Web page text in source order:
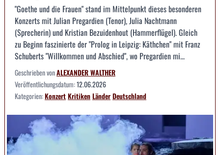
"Goethe und die Frauen" stand im Mittelpunkt dieses besonderen
Konzerts mit Julian Pregardien (Tenor), Julia Nachtmann
(Sprecherin) und Kristian Bezuidenhout (Hammerflügel). Gleich
zu Beginn faszinierte der "Prolog in Leipzig: Käthchen" mit Franz
Schuberts "Willkommen und Abschied", wo Pregardien mi...
Geschrieben vonALEXANDER WALTHER
Veröffentlichungsdatum:12.06.2026
Kategorien:KonzertKritikenLänderDeutschland